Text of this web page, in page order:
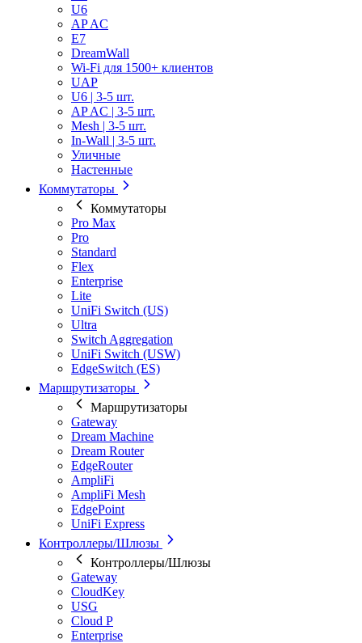
U6
AP AC
E7
DreamWall
Wi-Fi для 1500+ клиентов
UAP
U6 | 3-5 шт.
AP AC | 3-5 шт.
Mesh | 3-5 шт.
In-Wall | 3-5 шт.
Уличные
Настенные
Коммутаторы
Коммутаторы
Pro Max
Pro
Standard
Flex
Enterprise
Lite
UniFi Switch (US)
Ultra
Switch Aggregation
UniFi Switch (USW)
EdgeSwitch (ES)
Маршрутизаторы
Маршрутизаторы
Gateway
Dream Machine
Dream Router
EdgeRouter
AmpliFi
AmpliFi Mesh
EdgePoint
UniFi Express
Контроллеры/Шлюзы
Контроллеры/Шлюзы
Gateway
CloudKey
USG
Cloud P
Enterprise